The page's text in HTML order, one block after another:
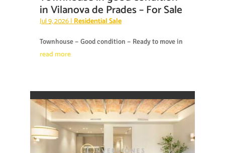
in Vilanova de Prades – For Sale
Jul 9, 2026|Residential Sale
Townhouse – Good condition – Ready to move in
read more